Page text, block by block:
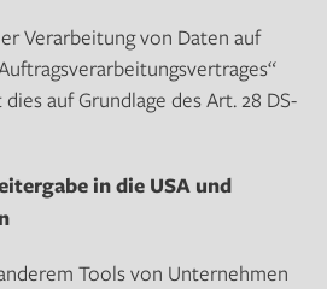
Verarbeitung von Daten auf
auf Grundlage des Art. 28 DS-
in die USA und
Tools von Unternehmen